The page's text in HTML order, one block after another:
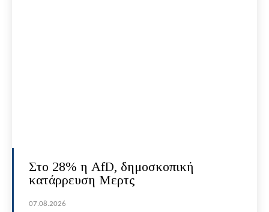
Στο 28% η AfD, δημοσκοπική
κατάρρευση Μερτς
07.08.2026